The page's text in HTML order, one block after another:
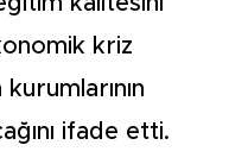
kriz
ifade etti.